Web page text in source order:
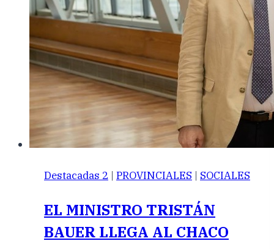
Destacadas 2 | PROVINCIALES | SOCIALES
EL MINISTRO TRISTÁN
BAUER LLEGA AL CHACO